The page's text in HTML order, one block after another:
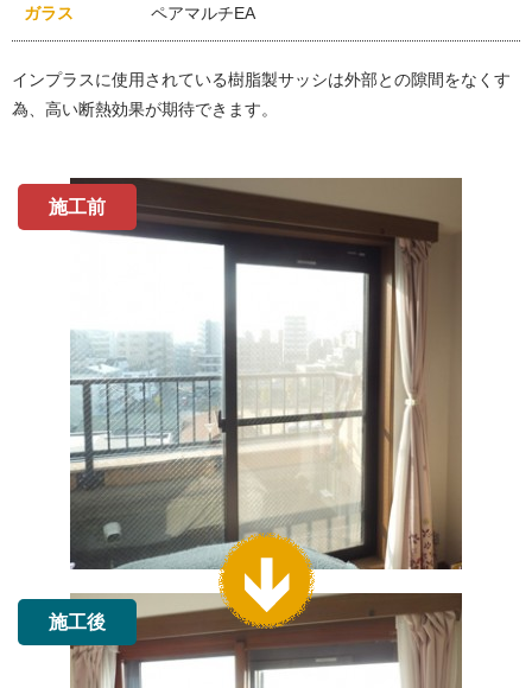
ガラス ペアマルチEA
インプラスに使用されている樹脂製サッシは外部との隙間をなくす
為、高い断熱効果が期待できます。
施工前
施工後